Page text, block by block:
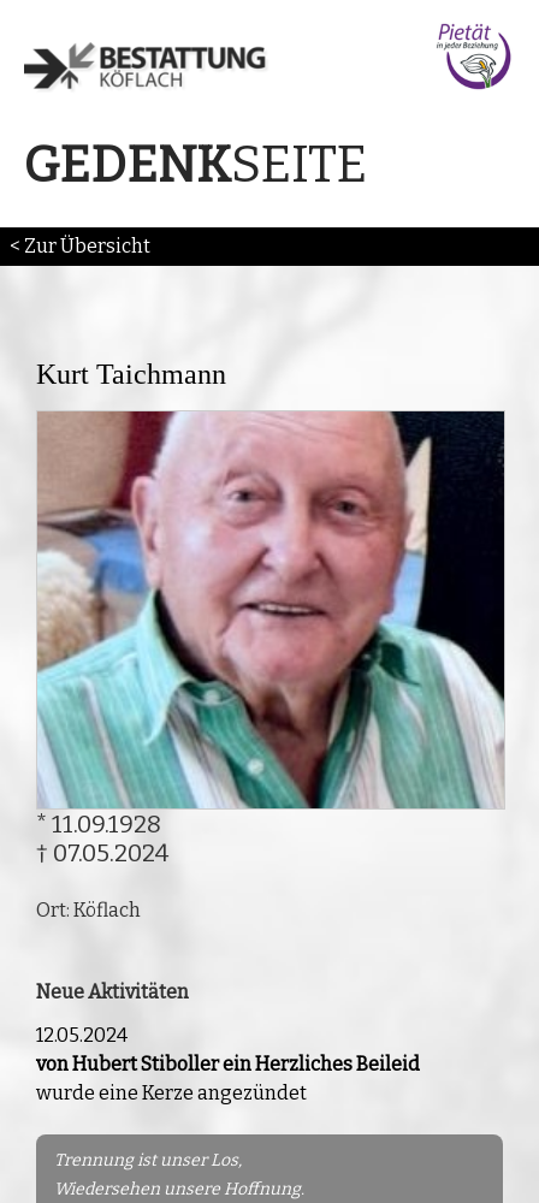
GEDENKSEITE
< Zur Übersicht
Kurt Taichmann
* 11.09.1928
† 07.05.2024
Ort: Köflach
Neue Aktivitäten
12.05.2024
von Hubert Stiboller ein Herzliches Beileid
wurde eine Kerze angezündet
Trennung ist unser Los,
Wiedersehen unsere Hoffnung.